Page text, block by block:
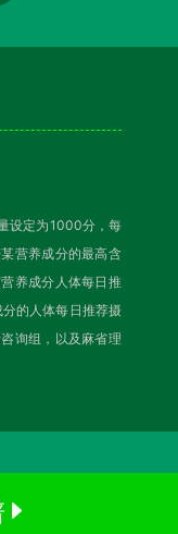
设定为1000分，每
营养成分的最高含
养成分人体每日推
的人体每日推荐摄
询组，以及麻省理